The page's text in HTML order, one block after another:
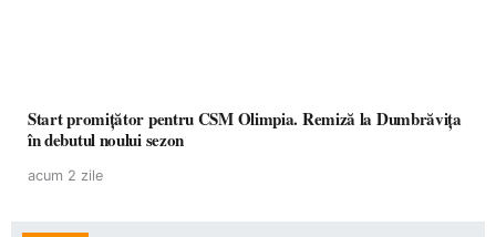
Start promițător pentru CSM Olimpia. Remiză la Dumbrăvița
în debutul noului sezon
acum 2 zile